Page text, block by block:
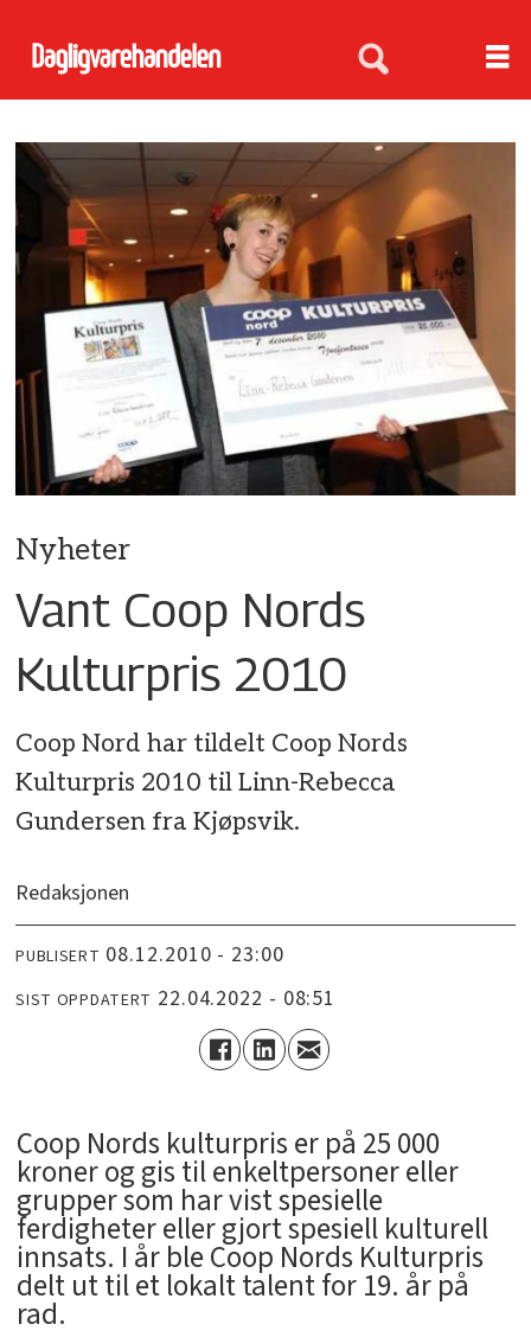
Nyheter
Vant Coop Nords
Kulturpris 2010
Coop Nord har tildelt Coop Nords
Kulturpris 2010 til Linn-Rebecca
Gundersen fra Kjøpsvik.
Redaksjonen
PUBLISERT 08.12.2010 - 23:00
SIST OPPDATERT 22.04.2022 - 08:51
Coop Nords kulturpris er på 25 000
kroner og gis til enkeltpersoner eller
grupper som har vist spesielle
ferdigheter eller gjort spesiell kulturell
innsats. I år ble Coop Nords Kulturpris
delt ut til et lokalt talent for 19. år på
rad.